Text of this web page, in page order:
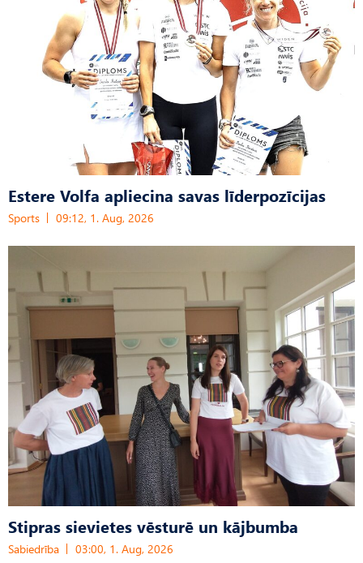
Estere Volfa apliecina savas līderpozīcijas
Sports 09:12, 1. Aug, 2026
Stipras sievietes vēsturē un kājbumba
Sabiedrība 03:00, 1. Aug, 2026